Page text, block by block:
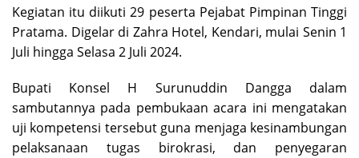
Kegiatan itu diikuti 29 peserta Pejabat Pimpinan Tinggi
Pratama. Digelar di Zahra Hotel, Kendari, mulai Senin 1
Juli hingga Selasa 2 Juli 2024.
Bupati Konsel H Surunuddin Dangga dalam
sambutannya pada pembukaan acara ini mengatakan
uji kompetensi tersebut guna menjaga kesinambungan
pelaksanaan tugas birokrasi, dan penyegaran